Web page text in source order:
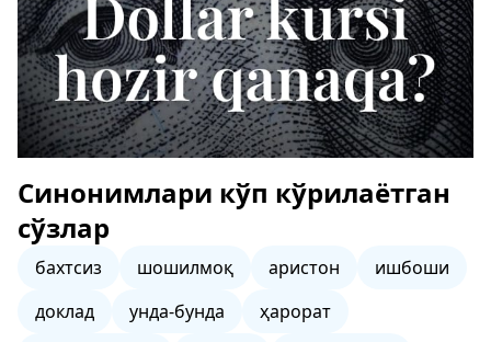
Синонимлари кўп кўрилаётган
сўзлар
бахтсиз шошилмоқ аристон
ишбоши
доклад
унда-бунда
ҳарорат